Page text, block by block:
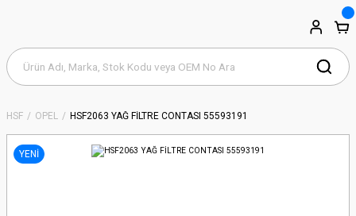
HSF OPEL HSF2063 YAĞ FİLTRE CONTASI 55593191
YENİ